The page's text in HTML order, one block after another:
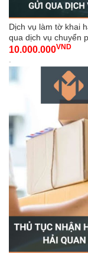
Dịch vụ làm tờ khai
qua dịch vụ chuyển
10.000.000VND
-